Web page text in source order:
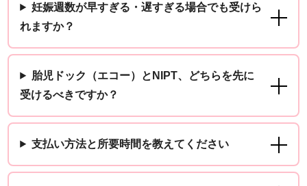
妊娠週数が早すぎる・遅すぎる場合でも受けら
れますか？
胎児ドック（エコー）とNIPT、どちらを先に
受けるべきですか？
支払い方法と所要時間を教えてください